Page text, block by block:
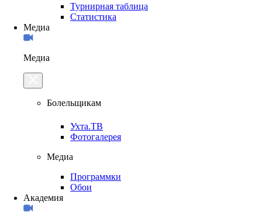
Турнирная таблица
Статистика
Медиа
Медиа
Болельщикам
Ухта.ТВ
Фотогалерея
Медиа
Программки
Обои
Академия